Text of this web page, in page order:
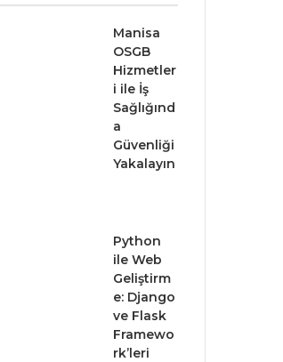
Manisa
OSGB
Hizmetler
i ile İş
Sağlığınd
a
Güvenliği
Yakalayın
Python
ile Web
Geliştirm
e: Django
ve Flask
Framewo
rk’leri